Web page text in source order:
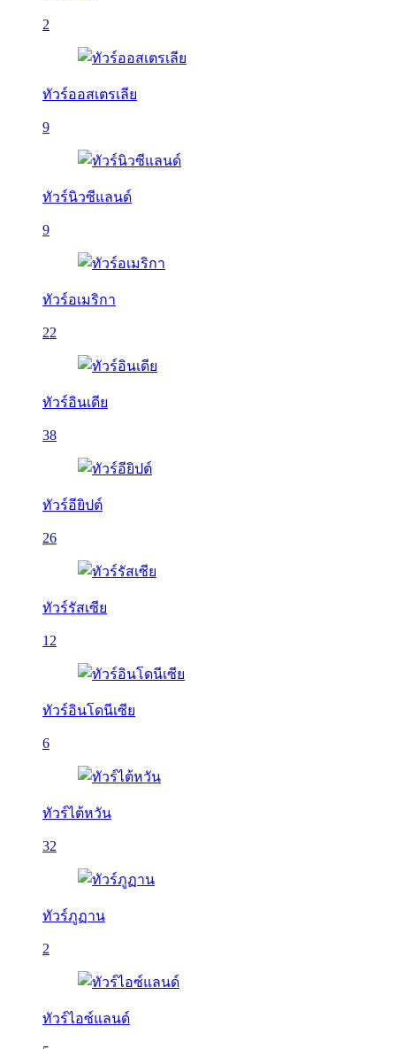
2
ทัวร์ออสเตรเลีย
9
ทัวร์นิวซีแลนด์
9
ทัวร์อเมริกา
22
ทัวร์อินเดีย
38
ทัวร์อียิปต์
26
ทัวร์รัสเซีย
12
ทัวร์อินโดนีเซีย
6
ทัวร์ไต้หวัน
32
ทัวร์ภูฏาน
2
ทัวร์ไอซ์แลนด์